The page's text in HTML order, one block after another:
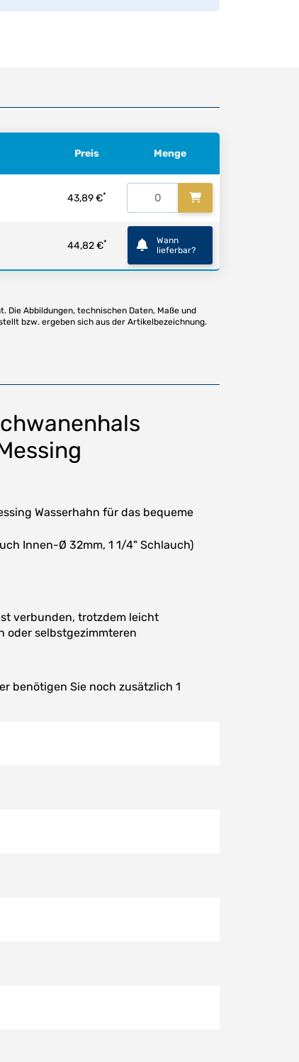
Preis Menge
43,89 €*
44,82 €*
Wann
lieferbar?
Abbildungen, technischen Daten, Maße und
bzw. ergeben sich aus der Artikelbezeichnung.
Wasserhahn für das bequeme
Innen-Ø 32mm, 1 1/4" Schlauch)
verbunden, trotzdem leicht
oder selbstgezimmteren
benötigen Sie noch zusätzlich 1